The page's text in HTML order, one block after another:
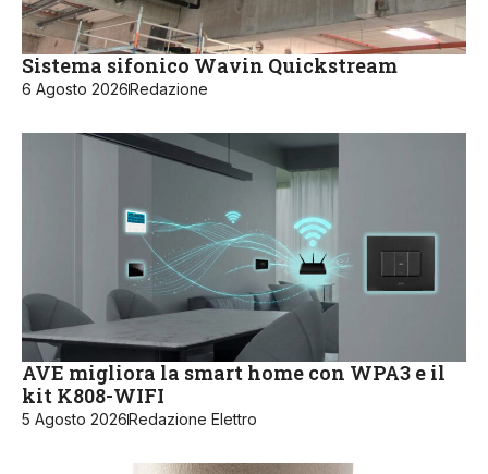
Sistema sifonico Wavin Quickstream
6 Agosto 2026Redazione
AVE migliora la smart home con WPA3 e il
kit K808-WIFI
5 Agosto 2026Redazione Elettro